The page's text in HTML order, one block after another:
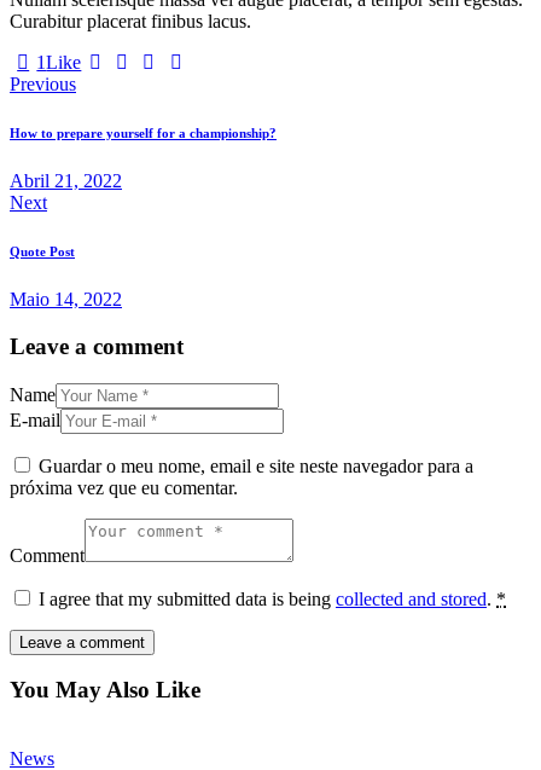
Curabitur placerat finibus lacus.
1Like
Navegação
de
Previous
How to prepare yourself for a championship?
Abril 21, 2022
Next
Quote Post
Maio 14, 2022
Leave a comment
Name
E-mail
Guardar o meu nome, email e site neste navegador para a
próxima vez que eu comentar.
Comment
I agree that my submitted data is being collected and stored. *
You May Also Like
News